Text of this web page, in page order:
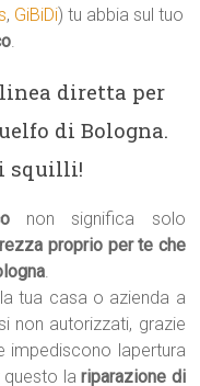
, GiBiDi) tu abbia sul tuo
.
diretta per
di Bologna.
squilli!
non significa solo
proprio per te che
.
tua casa o azienda a
non autorizzati, grazie
lapertura
questo lariparazione di